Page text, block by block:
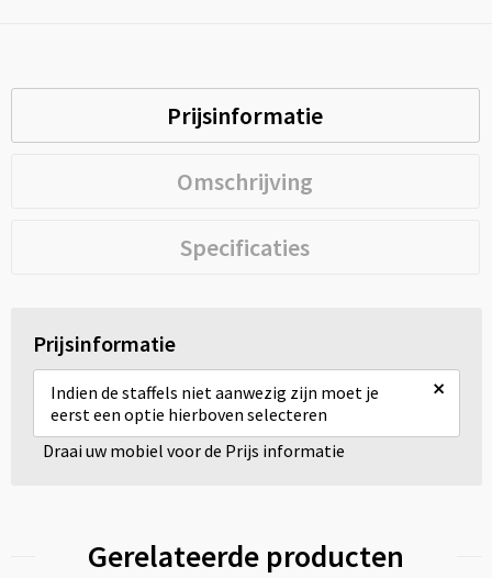
Prijsinformatie
Omschrijving
Specificaties
Prijsinformatie
Indien de staffels niet aanwezig zijn moet je
eerst een optie hierboven selecteren
×
Draai uw mobiel voor de Prijs informatie
Gerelateerde producten